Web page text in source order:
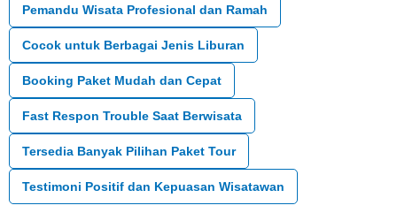
Pemandu Wisata Profesional dan Ramah
Cocok untuk Berbagai Jenis Liburan
Booking Paket Mudah dan Cepat
Fast Respon Trouble Saat Berwisata
Tersedia Banyak Pilihan Paket Tour
Testimoni Positif dan Kepuasan Wisatawan